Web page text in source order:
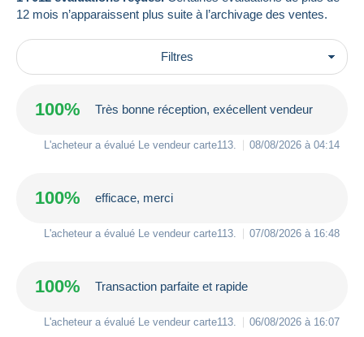
12 mois n’apparaissent plus suite à l’archivage des ventes.
Filtres
100% Très bonne réception, exécellent vendeur
L'acheteur a évalué Le vendeur carte113 08/08/2026 à 04:14
100% efficace, merci
L'acheteur a évalué Le vendeur carte113 07/08/2026 à 16:48
100% Transaction parfaite et rapide
L'acheteur a évalué Le vendeur carte113 06/08/2026 à 16:07